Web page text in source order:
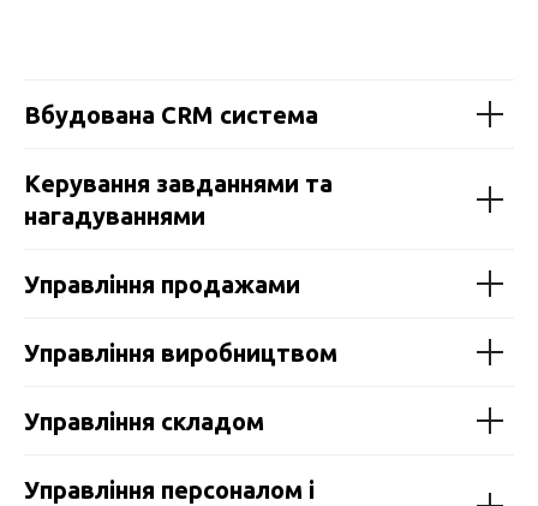
Вбудована CRM система
Керування завданнями та
нагадуваннями
Управління продажами
Управління виробництвом
Управління складом
Управління персоналом і